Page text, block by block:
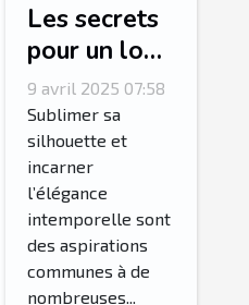
Les secrets
pour un look
glamoureux
avec des
corsets et
bustiers
9 avril 2025 07:58
Sublimer sa
silhouette et
incarner
l’élégance
intemporelle sont
des aspirations
communes à de
nombreuses...